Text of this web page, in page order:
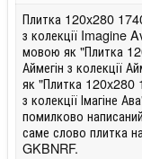
Плитка 120x280
з колекції Imagine
мовою як "Плитка
Аймегін з колекції
як "Плитка 120x280
з колекції Імагіне
помилково
саме слово плитка
GKBNRF.